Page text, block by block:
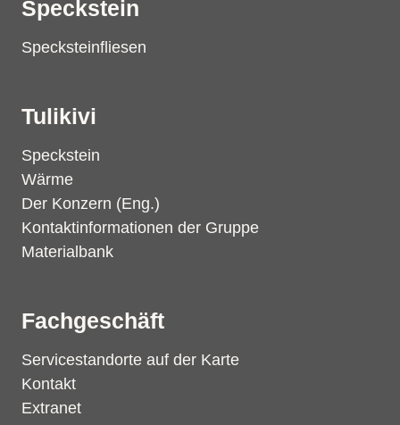
Speckstein
Specksteinfliesen
Tulikivi
Speckstein
Wärme
Der Konzern (Eng.)
Kontaktinformationen der Gruppe
Materialbank
Fachgeschäft
Servicestandorte auf der Karte
Kontakt
Extranet